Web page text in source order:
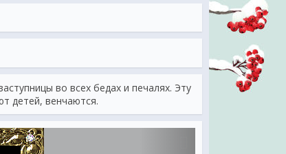
во всех бедах и печалях. Эту
детей, венчаются.